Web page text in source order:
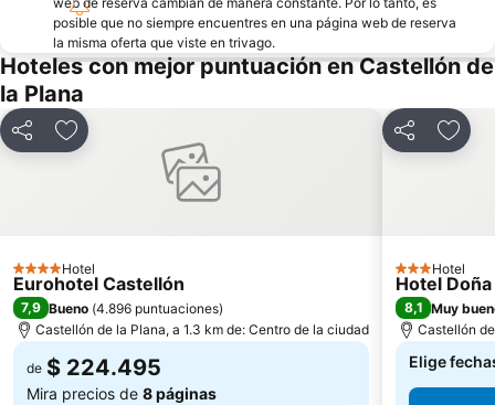
posible que no siempre encuentres en una página web de reserva
la misma oferta que viste en trivago.
Hoteles con mejor puntuación en Castellón de
la Plana
CompartirAgregar a favoritos
4 Estrellas
Hotel
Eurohotel Castellón
7,9 Bueno (4.896 puntuaciones)
Castellón de la Plana, a 1.3 km de: Centro de la ciudad
de $ 224.495
Mira precios de 8 páginas
Compartir
3 Estrellas
Hotel
Hotel
8,1 Muy
Castellón
Elige